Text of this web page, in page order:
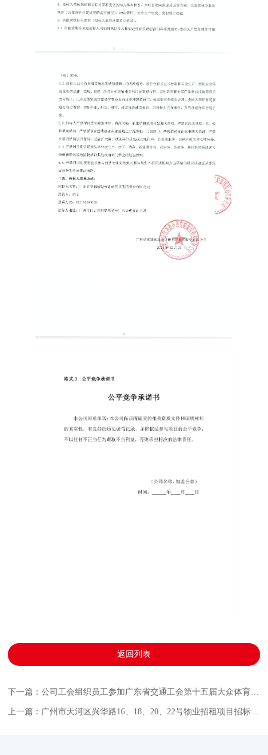
返回列表
下一篇：公司工会组织员工参加广东省交通工会第十五届大众体育项目运动会
上一篇：广州市天河区兴华路16、18、20、22号物业招租项目招标公告